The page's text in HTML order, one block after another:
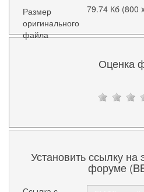
Размер
оригинального
файла
79.74 Кб (800
Оценка
Установить ссылку
форуме